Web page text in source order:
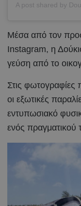
Μέσα από τον
Instagram, η
γεύση από το
Στις
οι εξωτικές
εντυπωσιακό
ενός πραγματικού